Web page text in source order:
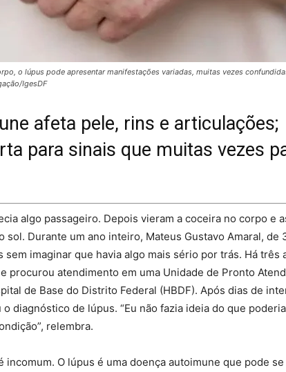
o lúpus pode apresentar manifestações variadas, muitas vezes
IgesDF
afeta pele, rins e articulações;
para sinais que muitas vezes
algo passageiro. Depois vieram a coceira no corpo e
sol. Durante um ano inteiro, Mateus Gustavo Amaral, de
sem imaginar que havia algo mais sério por trás. Há três
procurou atendimento em uma Unidade de Pronto
de Base do Distrito Federal (HBDF). Após dias de
diagnóstico de lúpus. “Eu não fazia ideia do que
relembra.
incomum. O lúpus é uma doença autoimune que pode